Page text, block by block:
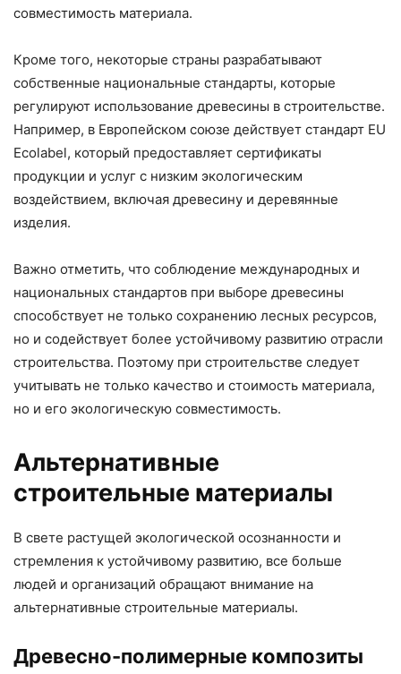
совместимость материала.
Кроме того, некоторые страны разрабатывают
собственные национальные стандарты, которые
регулируют использование древесины в строительстве.
Например, в Европейском союзе действует стандарт EU
Ecolabel, который предоставляет сертификаты
продукции и услуг с низким экологическим
воздействием, включая древесину и деревянные
изделия.
Важно отметить, что соблюдение международных и
национальных стандартов при выборе древесины
способствует не только сохранению лесных ресурсов,
но и содействует более устойчивому развитию отрасли
строительства. Поэтому при строительстве следует
учитывать не только качество и стоимость материала,
но и его экологическую совместимость.
Альтернативные
строительные материалы
В свете растущей экологической осознанности и
стремления к устойчивому развитию, все больше
людей и организаций обращают внимание на
альтернативные строительные материалы.
Древесно-полимерные композиты